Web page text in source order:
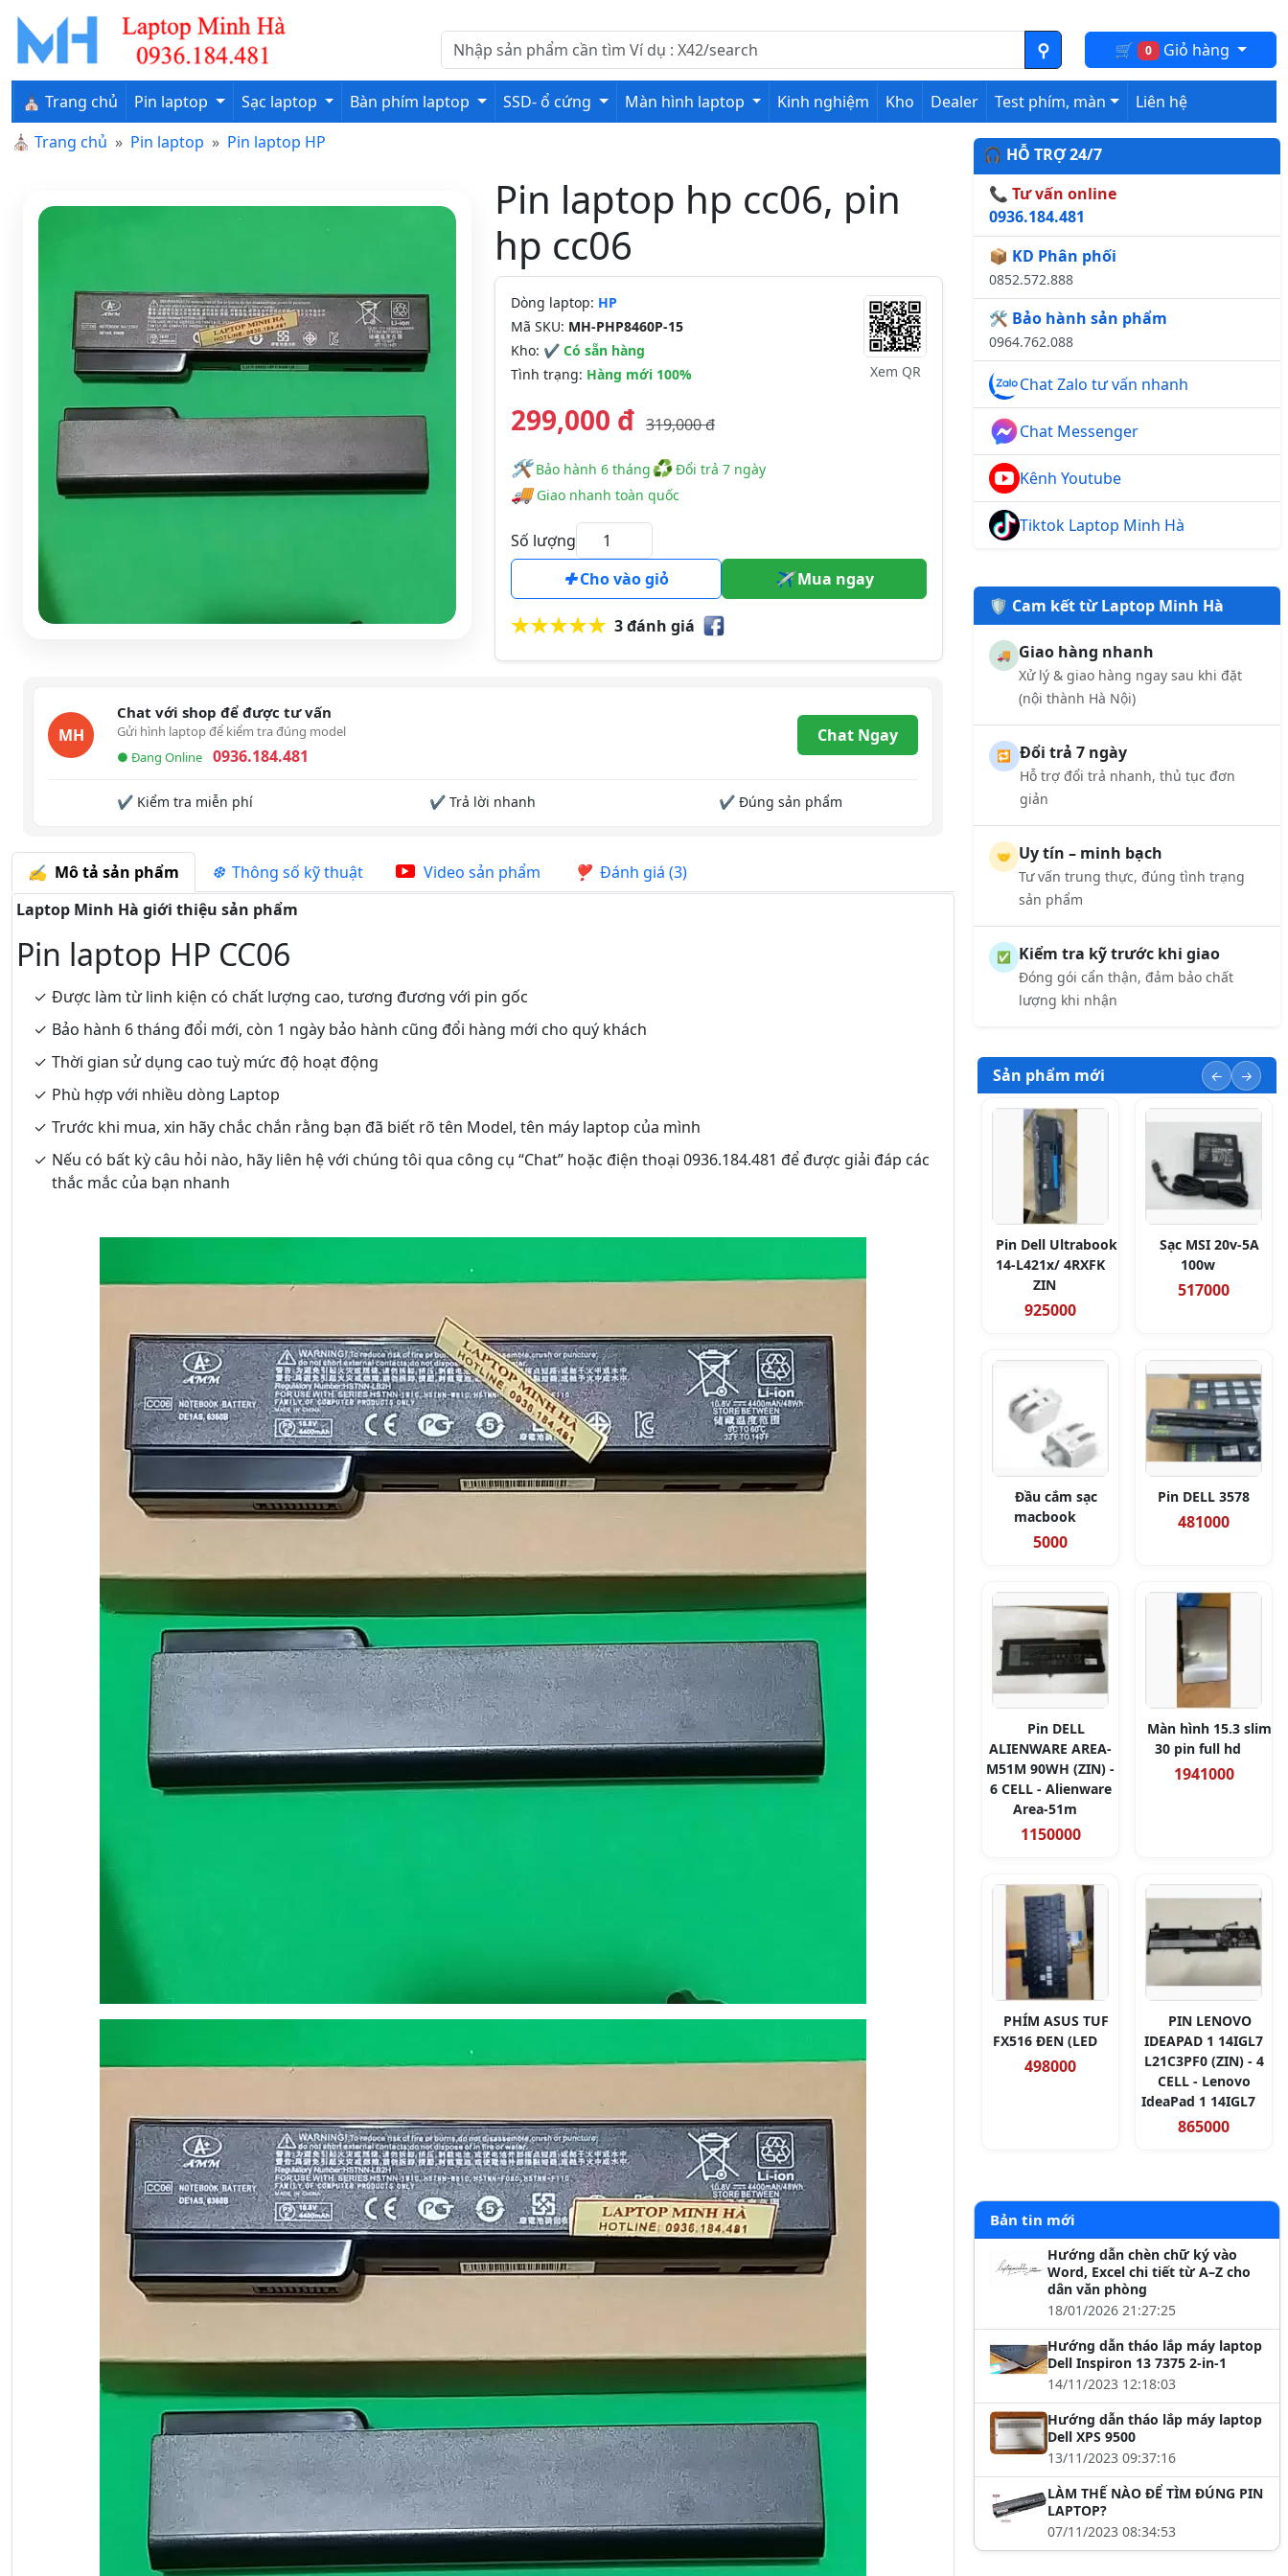
🛒 0 Giỏ hàng
⛪ Trang chủ Pin laptop Sạc laptop Bàn phím laptop SSD- ổ cứng Màn hình laptop Kinh nghiệm Kho Dealer Test phím, màn
Liên hệ
⛪ Trang chủ Pin laptop Pin laptop HP
Pin laptop hp cc06, pin
hp cc06
Dòng laptop: HP
Mã SKU: MH-PHP8460P-15
Kho: ✔ Có sẵn hàng
Tình trạng: Hàng mới 100% Xem QR
299,000 đ 319,000 đ
🛠️️ Bảo hành 6 tháng♻Đổi trả 7 ngày
🚚Giao nhanh toàn quốc
Số lượng
Cho vào giỏ
Mua ngay
3 đánh giá
MH
Chat với shop để được tư vấn
Gửi hình laptop để kiểm tra đúng model
● Đang Online
0936.184.481
Chat Ngay
✔ Kiểm tra miễn phí ✔ Trả lời nhanh ✔ Đúng sản phẩm
Mô tả sản phẩm Thông số kỹ thuật Video sản phẩm
Đánh giá (3)
Laptop Minh Hà giới thiệu sản phẩm
Pin laptop HP CC06
Được làm từ linh kiện có chất lượng cao, tương đương với pin gốc
Bảo hành 6 tháng đổi mới, còn 1 ngày bảo hành cũng đổi hàng mới cho quý khách
Thời gian sử dụng cao tuỳ mức độ hoạt động
Phù hợp với nhiều dòng Laptop
Trước khi mua, xin hãy chắc chắn rằng bạn đã biết rõ tên Model, tên máy laptop của mình
Nếu có bất kỳ câu hỏi nào, hãy liên hệ với chúng tôi qua công cụ “Chat” hoặc điện thoại 0936.184.481 để được giải đáp các
thắc mắc của bạn nhanh
🎧 HỖ TRỢ 24/7
📞 Tư vấn online
0936.184.481
📦 KD Phân phối
0852.572.888
🛠️ Bảo hành sản phẩm
0964.762.088
Chat Zalo tư vấn nhanh
Chat Messenger
Kênh Youtube
Tiktok Laptop Minh Hà
🛡️ Cam kết từ Laptop Minh Hà
🚚 Giao hàng nhanh
Xử lý & giao hàng ngay sau khi đặt
(nội thành Hà Nội)
🔁 Đổi trả 7 ngày
Hỗ trợ đổi trả nhanh, thủ tục đơn
giản
🤝 Uy tín – minh bạch
Tư vấn trung thực, đúng tình trạng
sản phẩm
✅ Kiểm tra kỹ trước khi giao
Đóng gói cẩn thận, đảm bảo chất
lượng khi nhận
Sản phẩm mới
Pin Dell Ultrabook
14-L421x/ 4RXFK
ZIN
925000
Sạc MSI 20v-5A
100w
517000
Đầu cắm sạc
macbook
5000
Pin DELL 3578
481000
Pin DELL
ALIENWARE AREA-
M51M 90WH (ZIN) -
6 CELL - Alienware
Area-51m
1150000
Màn hình 15.3 slim
30 pin full hd
1941000
PHÍM ASUS TUF
FX516 ĐEN (LED
498000
PIN LENOVO
IDEAPAD 1 14IGL7
L21C3PF0 (ZIN) - 4
CELL - Lenovo
IdeaPad 1 14IGL7
865000
Bản tin mới
Hướng dẫn chèn chữ ký vào
Word, Excel chi tiết từ A–Z cho
dân văn phòng
18/01/2026 21:27:25
Hướng dẫn tháo lắp máy laptop
Dell Inspiron 13 7375 2-in-1
14/11/2023 12:18:03
Hướng dẫn tháo lắp máy laptop
Dell XPS 9500
13/11/2023 09:37:16
LÀM THẾ NÀO ĐỂ TÌM ĐÚNG PIN
LAPTOP?
07/11/2023 08:34:53